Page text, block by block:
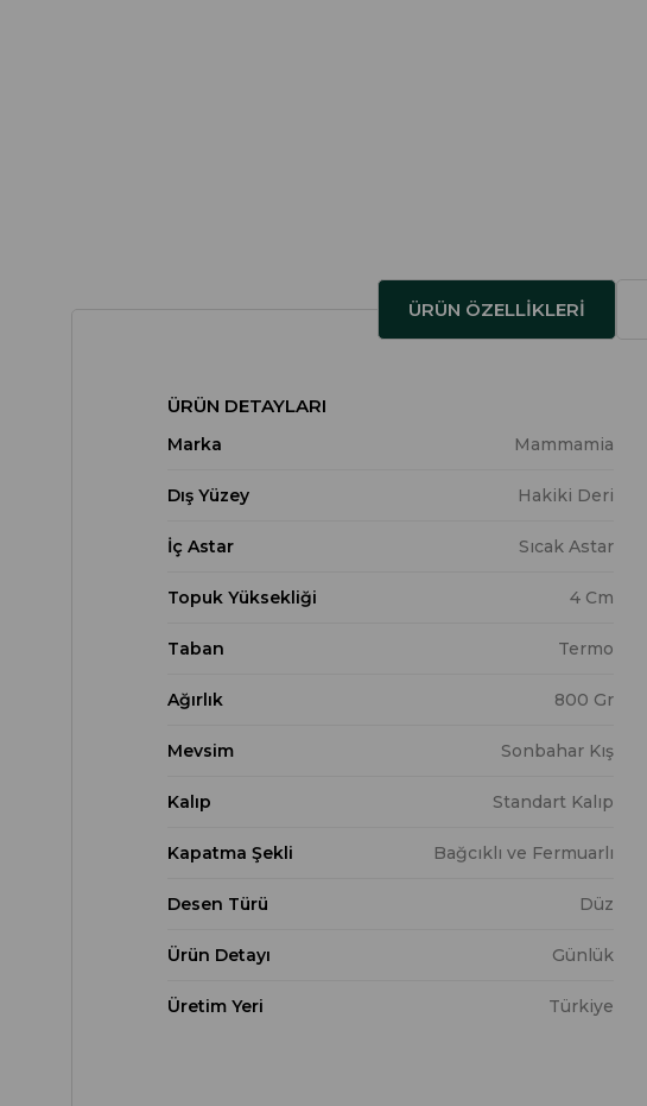
ÜRÜN ÖZELLIKLERI
ÜRÜN DETAYLARI
Marka Mammamia
Dış Yüzey Hakiki Deri
İç Astar Sıcak Astar
Topuk Yüksekliği 4 Cm
Taban Termo
Ağırlık 800 Gr
Mevsim Sonbahar Kış
Kalıp Standart Kalıp
Kapatma Şekli Bağcıklı ve Fermuarlı
Desen Türü Düz
Ürün Detayı Günlük
Üretim Yeri Türkiye